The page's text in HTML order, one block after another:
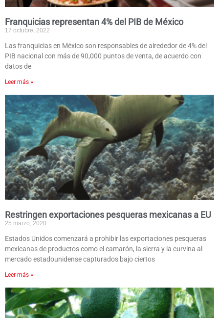
Franquicias representan 4% del PIB de México
17 octubre, 2022
Las franquicias en México son responsables de alrededor de 4% del
PIB nacional con más de 90,000 puntos de venta, de acuerdo con
datos de
Leer más »
Restringen exportaciones pesqueras mexicanas a EU
25 marzo, 2020
Estados Unidos comenzará a prohibir las exportaciones pesqueras
mexicanas de productos como el camarón, la sierra y la curvina al
mercado estadounidense capturados bajo ciertos
Leer más »